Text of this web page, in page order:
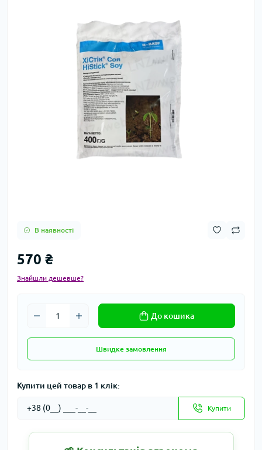
В наявності
570 ₴
Знайшли дешевше?
До кошика
Швидке замовлення
Купити цей товар в 1 клік:
Купити